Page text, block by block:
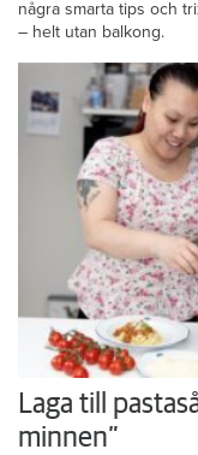
några smarta tips och
– helt utan balkong.
Laga till
minnen”